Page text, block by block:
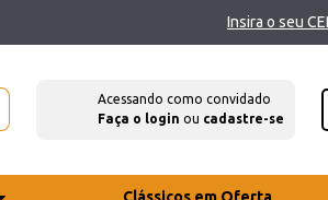
Insira o seu
Acessando como convidado
Faça o login ou cadastre-se